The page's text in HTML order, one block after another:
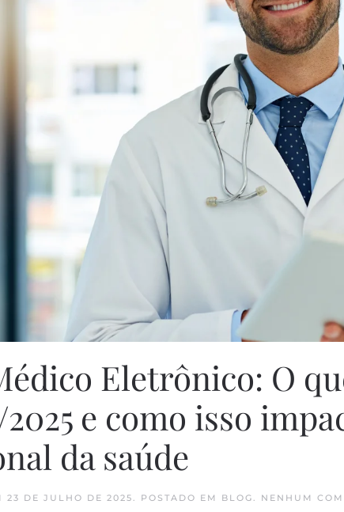
Eletrônico: O
e como isso
da saúde
23 DE JULHO DE 2025 . POSTADO EM BLOG NENHUM